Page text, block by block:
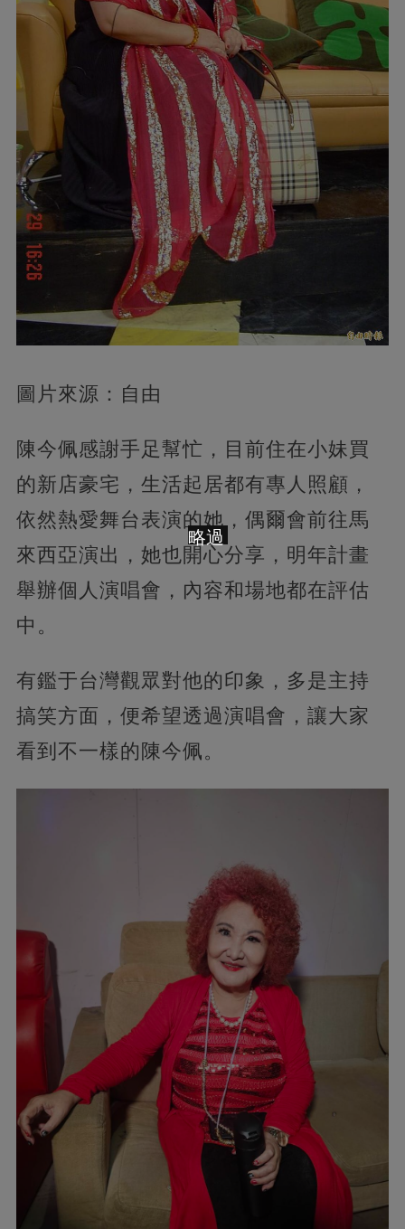
圖片來源：自由
陳今佩感謝手足幫忙，目前住在小妹買
的新店豪宅，生活起居都有專人照顧，
依然熱愛舞台表演的她，偶爾會前往馬
來西亞演出，她也開心分享，明年計畫
舉辦個人演唱會，內容和場地都在評估
中。
有鑑于台灣觀眾對他的印象，多是主持
搞笑方面，便希望透過演唱會，讓大家
看到不一樣的陳今佩。
略過